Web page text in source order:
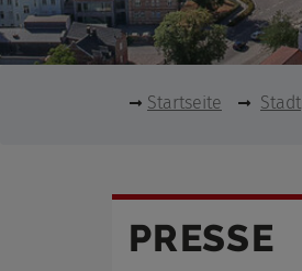
Startseite Stadt
PRESSE